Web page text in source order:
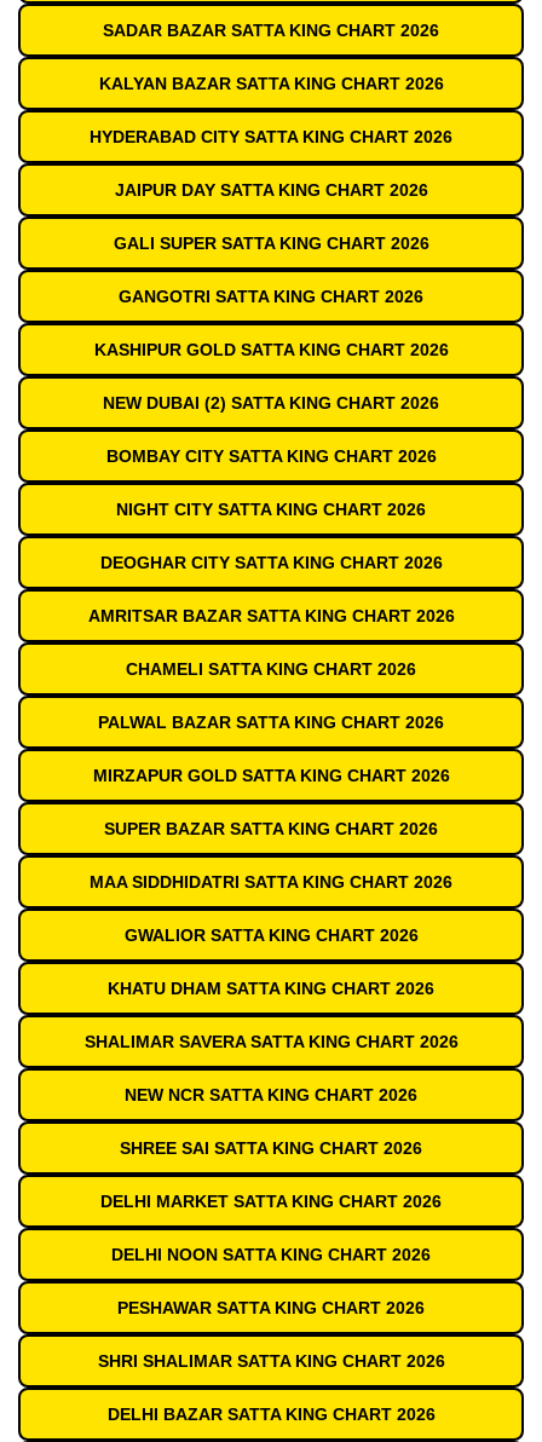
SADAR BAZAR SATTA KING CHART 2026
KALYAN BAZAR SATTA KING CHART 2026
HYDERABAD CITY SATTA KING CHART 2026
JAIPUR DAY SATTA KING CHART 2026
GALI SUPER SATTA KING CHART 2026
GANGOTRI SATTA KING CHART 2026
KASHIPUR GOLD SATTA KING CHART 2026
NEW DUBAI (2) SATTA KING CHART 2026
BOMBAY CITY SATTA KING CHART 2026
NIGHT CITY SATTA KING CHART 2026
DEOGHAR CITY SATTA KING CHART 2026
AMRITSAR BAZAR SATTA KING CHART 2026
CHAMELI SATTA KING CHART 2026
PALWAL BAZAR SATTA KING CHART 2026
MIRZAPUR GOLD SATTA KING CHART 2026
SUPER BAZAR SATTA KING CHART 2026
MAA SIDDHIDATRI SATTA KING CHART 2026
GWALIOR SATTA KING CHART 2026
KHATU DHAM SATTA KING CHART 2026
SHALIMAR SAVERA SATTA KING CHART 2026
NEW NCR SATTA KING CHART 2026
SHREE SAI SATTA KING CHART 2026
DELHI MARKET SATTA KING CHART 2026
DELHI NOON SATTA KING CHART 2026
PESHAWAR SATTA KING CHART 2026
SHRI SHALIMAR SATTA KING CHART 2026
DELHI BAZAR SATTA KING CHART 2026